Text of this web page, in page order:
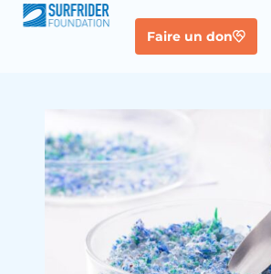
Faire un don